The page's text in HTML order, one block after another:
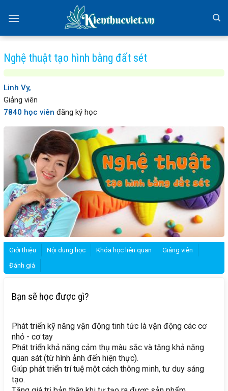
Nghệ thuật tạo hình bằng đất sét
Linh Vy,
Giảng viên
7840 học viên đăng ký học
Giới thiệu Nội dung học Khóa học liên quan
Giảng viên
Đánh giá
Bạn sẽ học được gì?
Phát triển kỹ năng vận động tinh tức là vận động các cơ
nhỏ - cơ tay
Phát triển khả năng cảm thụ màu sắc và tăng khả năng
quan sát (từ hình ảnh đến hiện thực).
Giúp phát triển trí tuệ một cách thông minh, tư duy sáng
tạo.